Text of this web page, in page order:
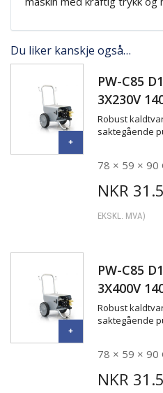
Du liker kanskje også…
PW-C85
3X230V
Robust
saktegående
78 × 59 × 90
NKR
EKSKL. MVA)
PW-C85
3X400V
Robust
saktegående
78 × 59 × 90
NKR